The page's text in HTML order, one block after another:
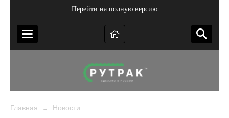
Перейти на полную версию
Главная → Новости